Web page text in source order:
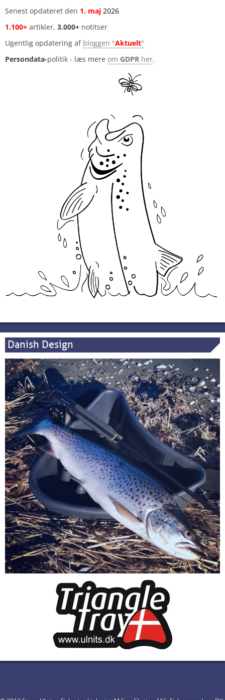
Senest opdateret den 1. maj 2026
1.100+ artikler, 3.000+ notitser
Ugentlig opdatering af bloggen "Aktuelt"
Persondata-politik - læs mere om GDPR her.
Danish Design